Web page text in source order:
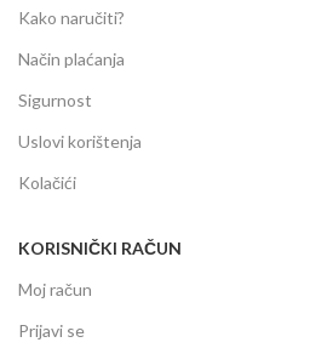
Kako naručiti?
Način plaćanja
Sigurnost
Uslovi korištenja
Kolačići
KORISNIČKI RAČUN
Moj račun
Prijavi se